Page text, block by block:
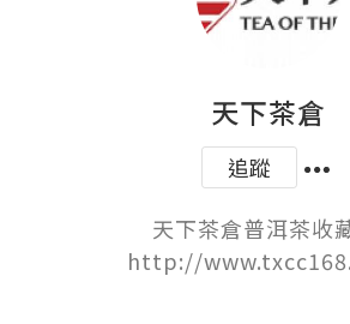
天下茶倉
追蹤
天下茶倉普洱茶收
http://